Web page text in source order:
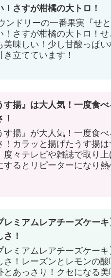
さすが柑橘の大トロ！
ンドリーの一番果実『せ
！さすが柑橘の大トロ！
美味しい！少し甘酸っぱ
立てています！
す揚』は大人気！一度食
す揚』が大人気！一度食
！カラッと揚げたうす揚
度々テレビや雑誌で取り上
するとリピーターになり
レミアムレアチーズケー
！
レミアムレアチーズケー
さ！レーズンとレモンの
とあっさり！クセになる